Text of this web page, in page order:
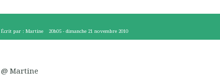
Écrit par : Martine 20h05 -dimanche 21 novembre 2010
@ Martine